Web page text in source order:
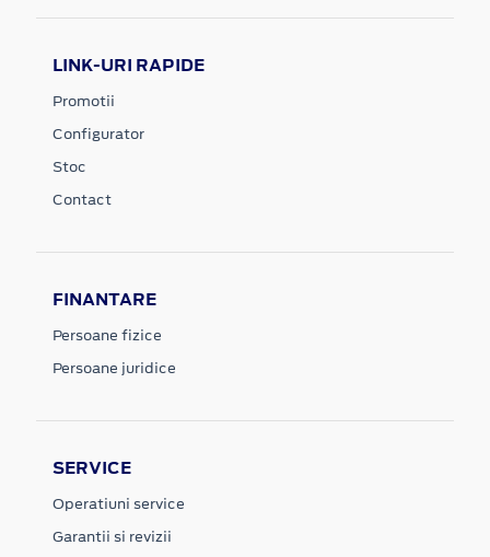
LINK-URI RAPIDE
Promotii
Configurator
Stoc
Contact
FINANTARE
Persoane fizice
Persoane juridice
SERVICE
Operatiuni service
Garantii si revizii